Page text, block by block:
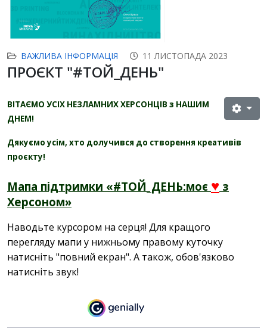
ВАЖЛИВА ІНФОРМАЦІЯ 11 ЛИСТОПАДА 2023
ПРОЄКТ "#ТОЙ_ДЕНЬ"
ВІТАЄМО УСІХ НЕЗЛАМНИХ ХЕРСОНЦІВ з НАШИМ
ДНЕМ!
Дякуємо усім, хто долучився до створення креативів
проєкту!
Мапа підтримки «#ТОЙ_ДЕНЬ:моє ♥ з
Херсоном»
Наводьте курсором на серця! Для кращого
перегляду мапи у нижньому правому куточку
натисніть "повний екран". А також, обов'язково
натисніть звук!